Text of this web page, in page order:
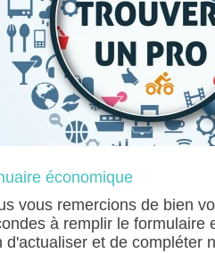
économique
vous remercions de bien
à remplir le formulaire
d'actualiser et de compléter